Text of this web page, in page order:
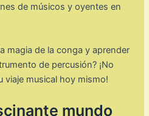
de músicos y oyentes en
magia de la conga y aprender
de percusión? ¡No
viaje musical hoy mismo!
mundo